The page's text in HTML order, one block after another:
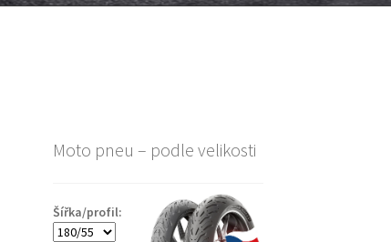
Moto pneu – podle velikosti
Šířka/profil: